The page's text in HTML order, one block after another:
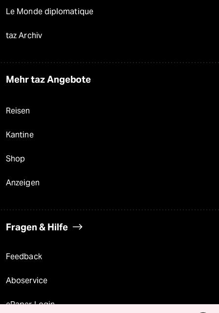
Le Monde diplomatique
taz Archiv
Mehr taz Angebote
Reisen
Kantine
Shop
Anzeigen
Fragen & Hilfe
Feedback
Aboservice
ePaper Login